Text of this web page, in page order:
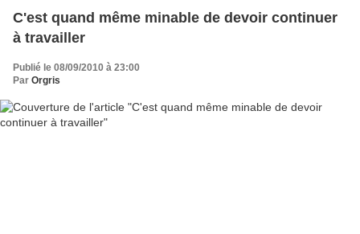
C'est quand même minable de devoir continuer
à travailler
Publié le 08/09/2010 à 23:00
Par Orgris